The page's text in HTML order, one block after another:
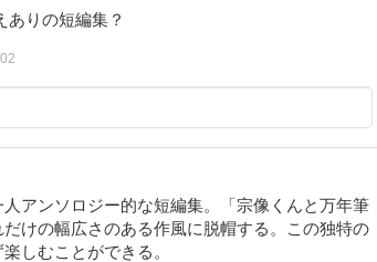
ありの短編集？
アンソロジー的な短編集。「宗像くんと万年筆
けの幅広さのある作風に脱帽する。この独特の
しむことができる。